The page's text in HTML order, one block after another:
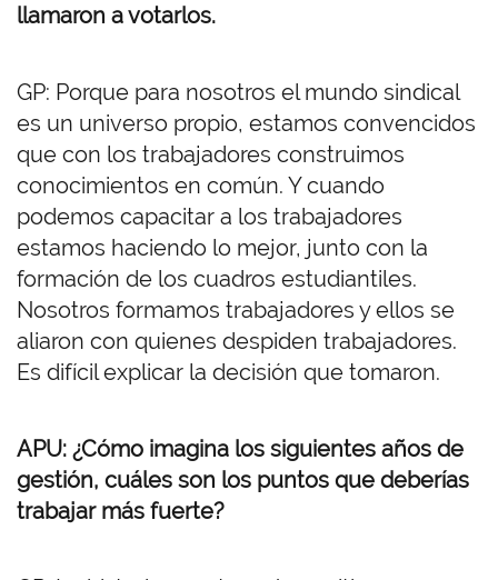
llamaron a votarlos.
GP: Porque para nosotros el mundo sindical
es un universo propio, estamos convencidos
que con los trabajadores construimos
conocimientos en común. Y cuando
podemos capacitar a los trabajadores
estamos haciendo lo mejor, junto con la
formación de los cuadros estudiantiles.
Nosotros formamos trabajadores y ellos se
aliaron con quienes despiden trabajadores.
Es difícil explicar la decisión que tomaron.
APU: ¿Cómo imagina los siguientes años de
gestión, cuáles son los puntos que deberías
trabajar más fuerte?